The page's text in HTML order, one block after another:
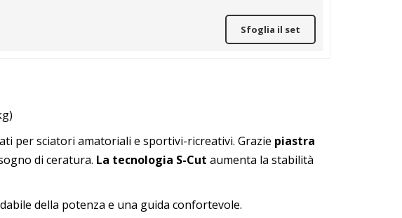
Sfoglia il set
per sciatori amatoriali e sportivi-ricreativi. Grazie piastra
di ceratura. La tecnologia S-Cut aumenta la stabilità
della potenza e una guida confortevole.